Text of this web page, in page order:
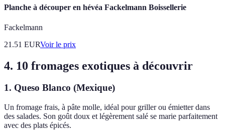
Planche à découper en hévéa Fackelmann Boissellerie
Fackelmann
21.51 EURVoir le prix
4. 10 fromages exotiques à découvrir
1. Queso Blanco (Mexique)
Un fromage frais, à pâte molle, idéal pour griller ou émietter dans
des salades. Son goût doux et légèrement salé se marie parfaitement
avec des plats épicés.